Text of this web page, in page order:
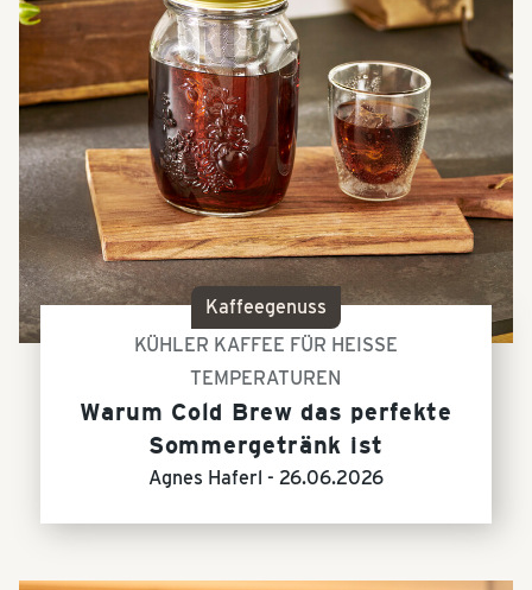
Kaffeegenuss
KÜHLER KAFFEE FÜR HEISSE
TEMPERATUREN
Warum Cold Brew das perfekte
Sommergetränk ist
Agnes Haferl - 26.06.2026